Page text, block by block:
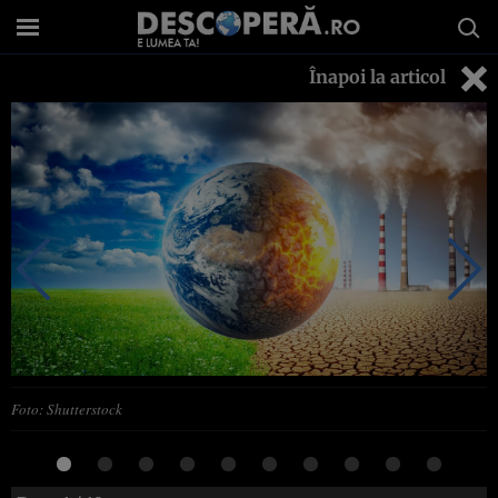
Înapoi la articol
Foto: Shutterstock